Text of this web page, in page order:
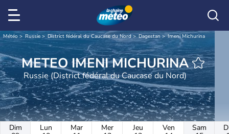
Météo Russie District fédéral du Caucase du Nord Dagestan Imeni Michurina
METEO IMENI MICHURINA
Russie (District fédéral du Caucase du Nord)
Dim
Lun
Mar
Mer
Jeu
Ven
Sam